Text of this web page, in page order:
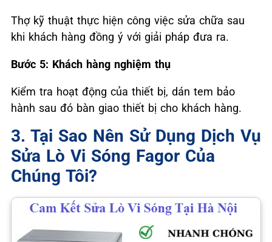
Thợ kỹ thuật thực hiện công việc sửa chữa sau
khi khách hàng đồng ý với giải pháp đưa ra.
Bước 5: Khách hàng nghiệm thụ
Kiểm tra hoạt động của thiết bị, dán tem bảo
hành sau đó bàn giao thiết bị cho khách hàng.
3. Tại Sao Nên Sử Dụng Dịch Vụ
Sửa Lò Vi Sóng Fagor Của
Chúng Tôi?